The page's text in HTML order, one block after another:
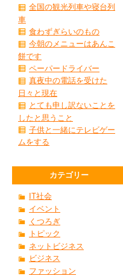
全国の観光列車や寝台列
車
食わずぎらいのもの
今朝のメニューはあんこ
餅です
ペーパードライバー
真夜中の電話を受けた
日々と現在
とても申し訳ないことを
したと思うこと
子供と一緒にテレビゲー
ムをする
カテゴリー
IT社会
イベント
くつろぎ
トピック
ネットビジネス
ビジネス
ファッション